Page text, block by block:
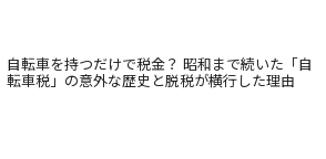
自転車を持つだけで税金？ 昭和まで続いた「自
転車税」の意外な歴史と脱税が横行した理由